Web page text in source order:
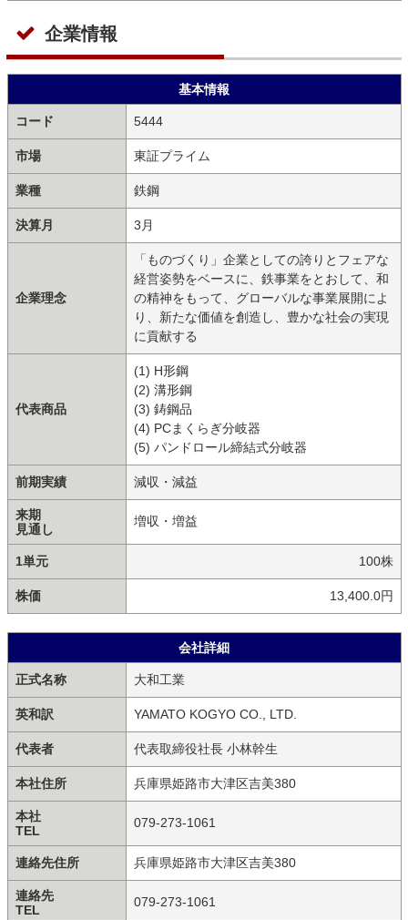
企業情報
基本情報
コード 5444
市場 東証プライム
業種 鉄鋼
決算月 3月
企業理念
「ものづくり」企業としての誇りとフェアな
経営姿勢をベースに、鉄事業をとおして、和
の精神をもって、グローバルな事業展開によ
り、新たな価値を創造し、豊かな社会の実現
に貢献する
代表商品
(1) H形鋼
(2) 溝形鋼
(3) 鋳鋼品
(4) PCまくらぎ分岐器
(5) パンドロール締結式分岐器
前期実績 減収・減益
来期
見通し
増収・増益
1単元 100株
株価 13,400.0円
会社詳細
正式名称 大和工業
英和訳 YAMATO KOGYO CO., LTD.
代表者 代表取締役社長 小林幹生
本社住所 兵庫県姫路市大津区吉美380
本社
TEL
079-273-1061
連絡先住所 兵庫県姫路市大津区吉美380
連絡先
TEL
079-273-1061